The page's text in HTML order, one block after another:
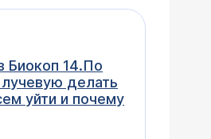
Биокоп 14.По
делать
уйти и почему